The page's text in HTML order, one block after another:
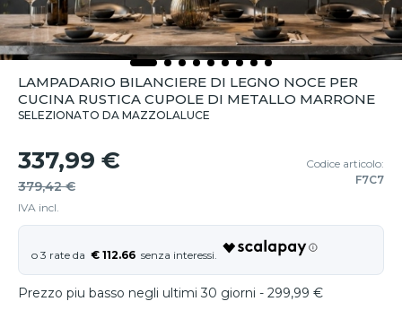
LAMPADARIO BILANCIERE DI LEGNO NOCE PER
CUCINA RUSTICA CUPOLE DI METALLO MARRONE
SELEZIONATO DA MAZZOLALUCE
337,99 €
379,42 €
IVA incl.
Codice articolo:
F7C7
€ 112.66
Prezzo piu basso negli ultimi 30 giorni - 299,99 €